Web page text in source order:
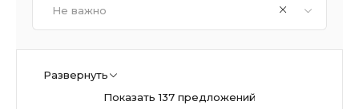
Не важно
Развернуть
Показать 137 предложений